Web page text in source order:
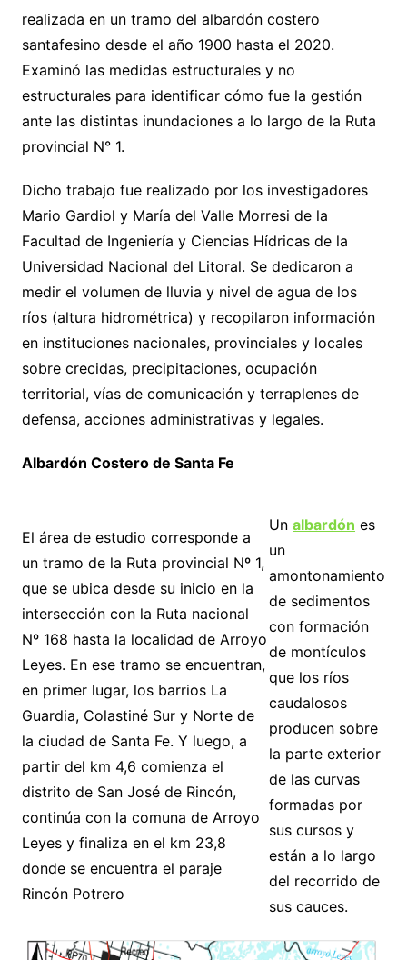
realizada en un tramo del albardón costero
santafesino desde el año 1900 hasta el 2020.
Examinó las medidas estructurales y no
estructurales para identificar cómo fue la gestión
ante las distintas inundaciones a lo largo de la Ruta
provincial N° 1.
Dicho trabajo fue realizado por los investigadores
Mario Gardiol y María del Valle Morresi de la
Facultad de Ingeniería y Ciencias Hídricas de la
Universidad Nacional del Litoral. Se dedicaron a
medir el volumen de lluvia y nivel de agua de los
ríos (altura hidrométrica) y recopilaron información
en instituciones nacionales, provinciales y locales
sobre crecidas, precipitaciones, ocupación
territorial, vías de comunicación y terraplenes de
defensa, acciones administrativas y legales.
Albardón Costero de Santa Fe
El área de estudio corresponde a
un tramo de la Ruta provincial Nº 1,
que se ubica desde su inicio en la
intersección con la Ruta nacional
Nº 168 hasta la localidad de Arroyo
Leyes. En ese tramo se encuentran,
en primer lugar, los barrios La
Guardia, Colastiné Sur y Norte de
la ciudad de Santa Fe. Y luego, a
partir del km 4,6 comienza el
distrito de San José de Rincón,
continúa con la comuna de Arroyo
Leyes y finaliza en el km 23,8
donde se encuentra el paraje
Rincón Potrero
Unalbardón es
un
amontonamiento
de sedimentos
con formación
de montículos
que los ríos
caudalosos
producen sobre
la parte exterior
de las curvas
formadas por
sus cursos y
están a lo largo
del recorrido de
sus cauces.